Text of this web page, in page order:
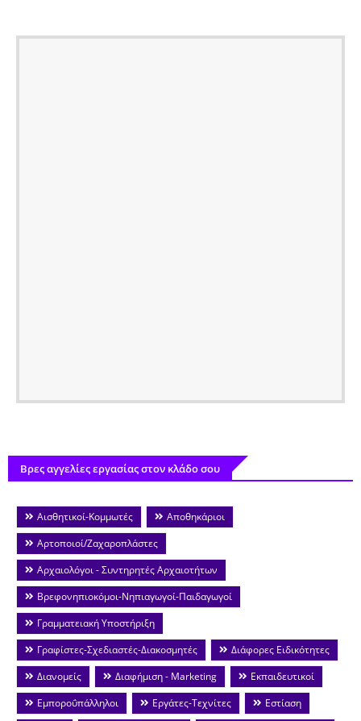
Βρες αγγελίες εργασίας στον κλάδο σου
Αισθητικοί-Κομμωτές
Αποθηκάριοι
Αρτοποιοί/Ζαχαροπλάστες
Αρχαιολόγοι - Συντηρητές Αρχαιοτήτων
Βρεφονηπιοκόμοι-Νηπιαγωγοί-Παιδαγωγοί
Γραμματειακή Υποστήριξη
Γραφίστες-Σχεδιαστές-Διακοσμητές
Διάφορες Ειδικότητες
Διανομείς
Διαφήμιση - Marketing
Εκπαιδευτικοί
Εμποροΰπάλληλοι
Εργάτες-Τεχνίτες
Εστίαση